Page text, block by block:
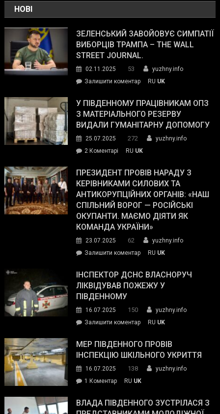
НОВІ
ЗЕЛЕНСЬКИЙ ЗАВОЙОВУЄ СИМПАТІЇ
ВИБОРЦІВ ТРАМПА – THE WALL
STREET JOURNAL.
02.11.2025 53
yuzhny.info
Залишити коментарon
завойовує
симпатії
виборців
The
Street
Journal.
RU UK
У ПІВДЕННОМУ ПРАЦІВНИКАМ ОПЗ
З МАТЕРІАЛЬНОГО РЕЗЕРВУ
ВИДАЛИ ГУМАНІТАРНУ ДОПОМОГУ
25.07.2025 272
yuzhny.info
2 Коментарі
Південному
працівникам
ОПЗ
з
матеріального
резерву
гуманітарну
допомогу
RU UK
ПРЕЗИДЕНТ ПРОВІВ НАРАДУ З
КЕРІВНИКАМИ СИЛОВИХ ТА
АНТИКОРУПЦІЙНИХ ОРГАНІВ: «НАШ
СПІЛЬНИЙ ВОРОГ — РОСІЙСЬКІ
ОКУПАНТИ. МАЄМО ДІЯТИ ЯК
КОМАНДА УКРАЇНИ»
23.07.2025 62
yuzhny.info
Залишити коментарon
провів
нараду
силових
та
органів:
«Наш
спільний
окупанти.
RU UK
ІНСПЕКТОР ДСНС ВЛАСНОРУЧ
ЛІКВІДУВАВ ПОЖЕЖУ У
ПІВДЕННОМУ
16.07.2025 150
yuzhny.info
Залишити коментарon
ДСНС
власноруч
пожежу
у
RU UK
МЕР ПІВДЕННОГО ПРОВІВ
ІНСПЕКЦІЮ ШКІЛЬНОГО УКРИТТЯ
16.07.2025 138
yuzhny.info
1 Коментардо
Південного
провів
RU UK
ВЛАДА ПІВДЕННОГО ЗУСТРІЛАСЯ З